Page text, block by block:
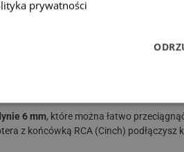
6 mm, które można łatwo
z końcówką RCA (Cinch) podłączysz
prywatności